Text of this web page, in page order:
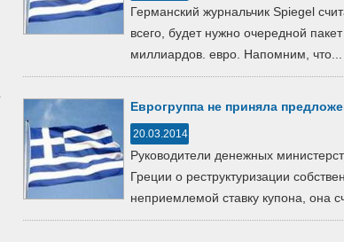
Германский журнальчик Spiegel
всего, будет нужно очередной
миллиардов. евро. Напомним, что...
Еврогруппа не приняла
20.03.2014
Руководители денежных
Греции о реструктуризации
неприемлемой ставку купона, она